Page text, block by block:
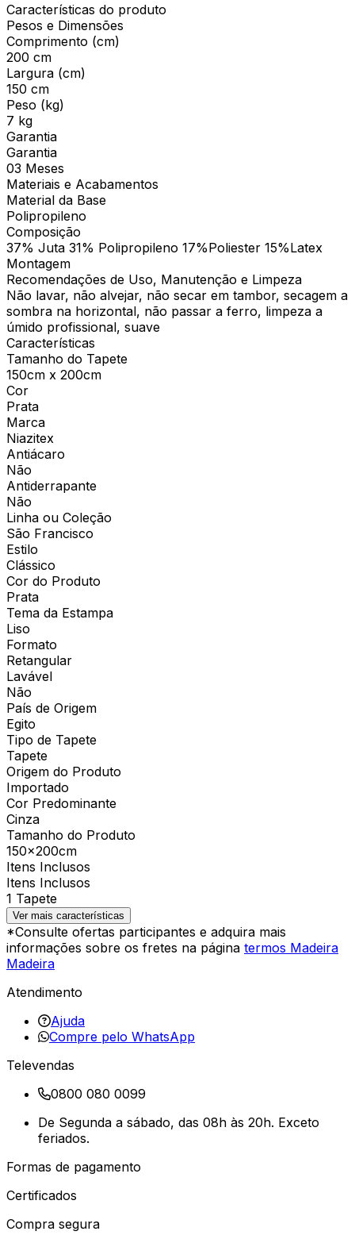
Características do produto
Pesos e Dimensões
Comprimento (cm)
200 cm
Largura (cm)
150 cm
Peso (kg)
7 kg
Garantia
Garantia
03 Meses
Materiais e Acabamentos
Material da Base
Polipropileno
Composição
37% Juta 31% Polipropileno 17%Poliester 15%Latex
Montagem
Recomendações de Uso, Manutenção e Limpeza
Não lavar, não alvejar, não secar em tambor, secagem a
sombra na horizontal, não passar a ferro, limpeza a
úmido profissional, suave
Características
Tamanho do Tapete
150cm x 200cm
Cor
Prata
Marca
Niazitex
Antiácaro
Não
Antiderrapante
Não
Linha ou Coleção
São Francisco
Estilo
Clássico
Cor do Produto
Prata
Tema da Estampa
Liso
Formato
Retangular
Lavável
Não
País de Origem
Egito
Tipo de Tapete
Tapete
Origem do Produto
Importado
Cor Predominante
Cinza
Tamanho do Produto
150x200cm
Itens Inclusos
Itens Inclusos
1 Tapete
Ver mais características
*Consulte ofertas participantes e adquira mais
informações sobre os fretes na página termos Madeira
Madeira
Atendimento
Ajuda
Compre pelo WhatsApp
Televendas
0800 080 0099
De Segunda a sábado, das 08h às 20h. Exceto
feriados.
Formas de pagamento
Certificados
Compra segura